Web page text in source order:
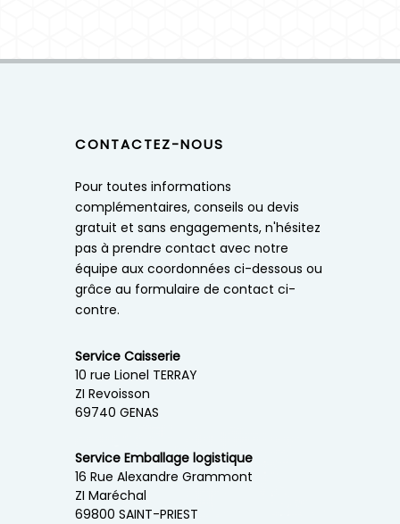
CONTACTEZ-NOUS
Pour toutes informations
complémentaires, conseils ou devis
gratuit et sans engagements, n'hésitez
pas à prendre contact avec notre
équipe aux coordonnées ci-dessous ou
grâce au formulaire de contact ci-
contre.
Service Caisserie
10 rue Lionel TERRAY
ZI Revoisson
69740 GENAS
Service Emballage logistique
16 Rue Alexandre Grammont
ZI Maréchal
69800 SAINT-PRIEST